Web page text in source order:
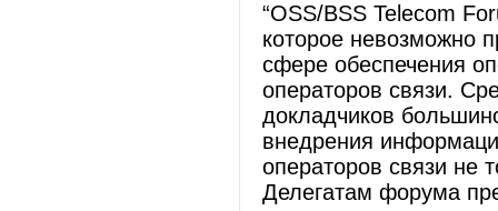
“OSS/BSS Telecom
которое невозможно
сфере обеспечения
операторов связи.
докладчиков
внедрения
операторов связи не
Делегатам форума